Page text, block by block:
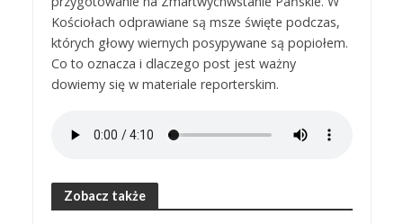
Kościołach odprawiane są msze święte podczas,
których głowy wiernych posypywane są popiołem.
Co to oznacza i dlaczego post jest ważny
dowiemy się w materiale reporterskim.
Zobacz także